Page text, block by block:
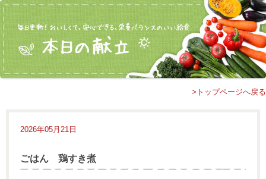
>トップページへ戻る
2026年05月21日
ごはん 鶏すき煮